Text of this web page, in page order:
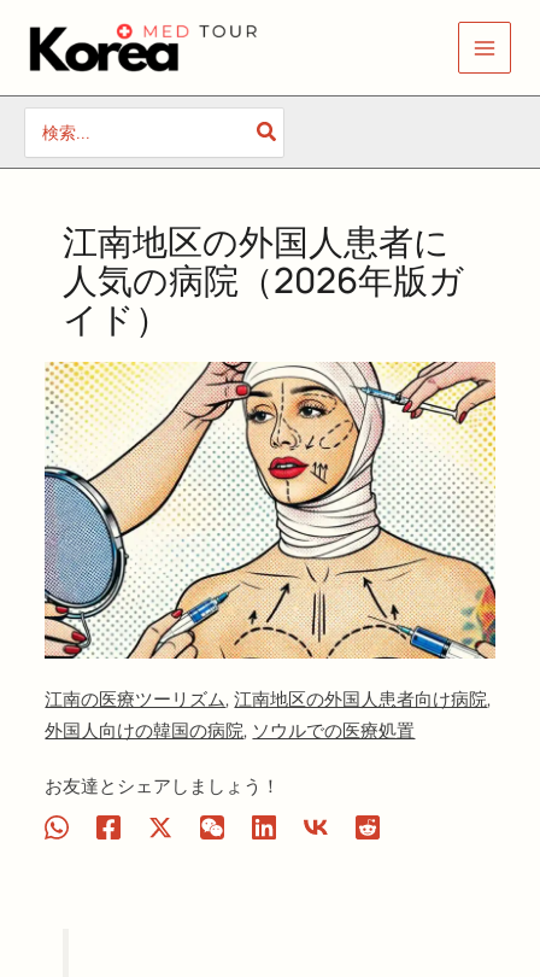
ッ す
江南地区の外国人患者に
人気の病院（2026年版ガ
イド）
江南の医療ツーリズム,江南地区の外国人患者向け病院,
外国人向けの韓国の病院, ソウルでの医療処置
お友達とシェアしましょう！